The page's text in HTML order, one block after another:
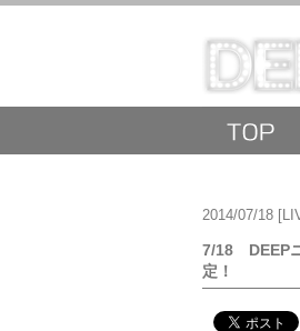
2014/07/18
7/18 DEEP
定！